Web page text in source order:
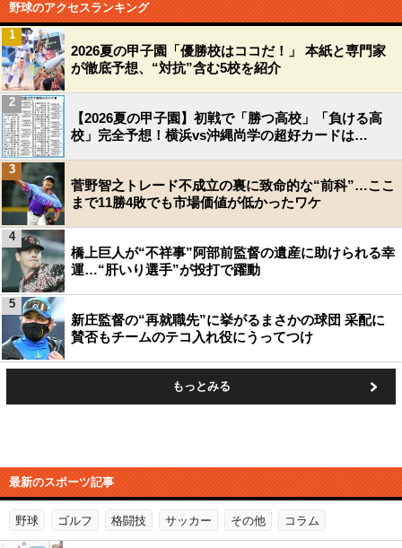
野球のアクセスランキング
2026夏の甲子園「優勝校はココだ！」 本紙と専門家
が徹底予想、“対抗”含む5校を紹介
1
【2026夏の甲子園】初戦で「勝つ高校」「負ける高
校」完全予想！横浜vs沖縄尚学の超好カードは…
2
菅野智之トレード不成立の裏に致命的な“前科”…ここ
まで11勝4敗でも市場価値が低かったワケ
3
橋上巨人が“不祥事”阿部前監督の遺産に助けられる幸
運…“肝いり選手”が投打で躍動
4
新庄監督の“再就職先”に挙がるまさかの球団 采配に
賛否もチームのテコ入れ役にうってつけ
5
もっとみる
最新のスポーツ記事
野球 ゴルフ 格闘技 サッカー その他 コラム